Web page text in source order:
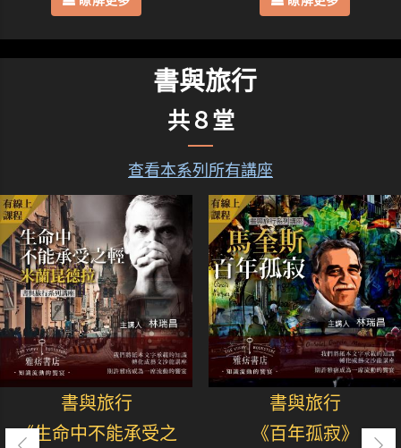
書與旅行
共８堂
查看本系列所有講座
書與旅行
《生命中不能承受之
書與旅行
《百年孤寂》